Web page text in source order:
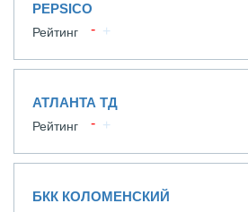
PEPSICO
Рейтинг
АТЛАНТА ТД
Рейтинг
БКК КОЛОМЕНСКИЙ